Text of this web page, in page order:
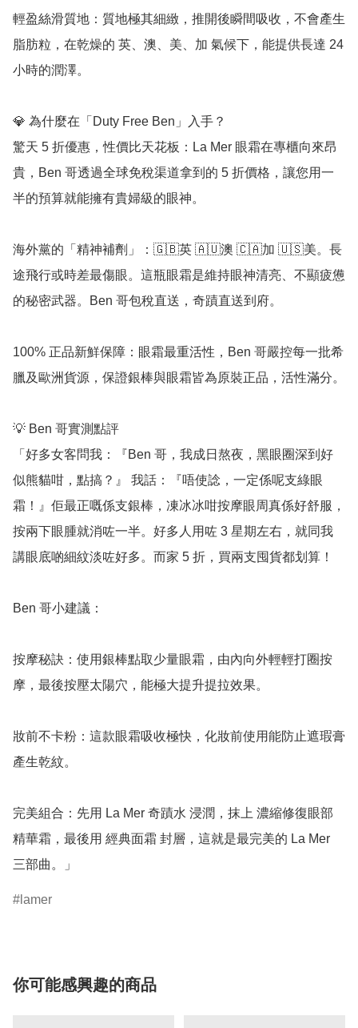
輕盈絲滑質地：質地極其細緻，推開後瞬間吸收，不會產生
脂肪粒，在乾燥的 英、澳、美、加 氣候下，能提供長達 24
小時的潤澤。
💎 為什麼在「Duty Free Ben」入手？
驚天 5 折優惠，性價比天花板：La Mer 眼霜在專櫃向來昂
貴，Ben 哥透過全球免稅渠道拿到的 5 折價格，讓您用一
半的預算就能擁有貴婦級的眼神。
海外黨的「精神補劑」：🇬🇧英 🇦🇺澳 🇨🇦加 🇺🇸美。長
途飛行或時差最傷眼。這瓶眼霜是維持眼神清亮、不顯疲憊
的秘密武器。Ben 哥包稅直送，奇蹟直送到府。
100% 正品新鮮保障：眼霜最重活性，Ben 哥嚴控每一批希
臘及歐洲貨源，保證銀棒與眼霜皆為原裝正品，活性滿分。
💡 Ben 哥實測點評
「好多女客問我：『Ben 哥，我成日熬夜，黑眼圈深到好
似熊貓咁，點搞？』 我話：『唔使諗，一定係呢支綠眼
霜！』佢最正嘅係支銀棒，凍冰冰咁按摩眼周真係好舒服，
按兩下眼腫就消咗一半。好多人用咗 3 星期左右，就同我
講眼底啲細紋淡咗好多。而家 5 折，買兩支囤貨都划算！
Ben 哥小建議：
按摩秘訣：使用銀棒點取少量眼霜，由內向外輕輕打圈按
摩，最後按壓太陽穴，能極大提升提拉效果。
妝前不卡粉：這款眼霜吸收極快，化妝前使用能防止遮瑕膏
產生乾紋。
完美組合：先用 La Mer 奇蹟水 浸潤，抹上 濃縮修復眼部
精華霜，最後用 經典面霜 封層，這就是最完美的 La Mer
三部曲。」
lamer
你可能感興趣的商品